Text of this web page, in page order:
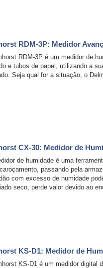
RDM-3P: Medidor
RDM-3P é um medidor de
e tubos de papel, utilizando a
Seja qual for a situação, o
CX-30: Medidor de
de humidade é uma
passando pela
com excesso de humidade
seco, perde valor devido ao
KS-D1: Medidor de
KS-D1 é um medidor digital